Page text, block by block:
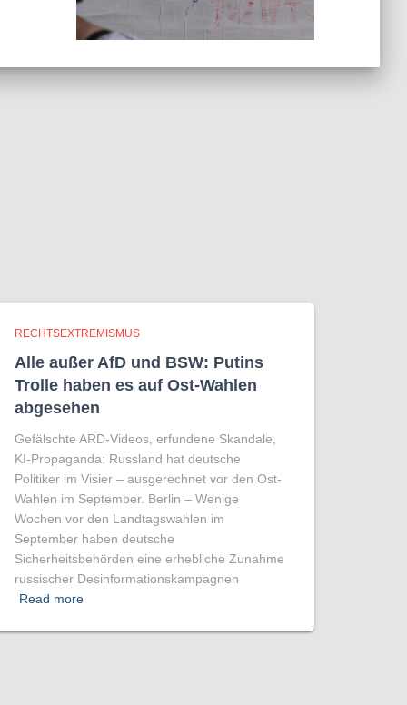
RECHTSEXTREMISMUS
Alle außer AfD und BSW: Putins
Trolle haben es auf Ost-Wahlen
abgesehen
Gefälschte ARD-Videos, erfundene Skandale,
KI-Propaganda: Russland hat deutsche
Politiker im Visier – ausgerechnet vor den Ost-
Wahlen im September. Berlin – Wenige
Wochen vor den Landtagswahlen im
September haben deutsche
Sicherheitsbehörden eine erhebliche Zunahme
russischer Desinformationskampagnen
Read more